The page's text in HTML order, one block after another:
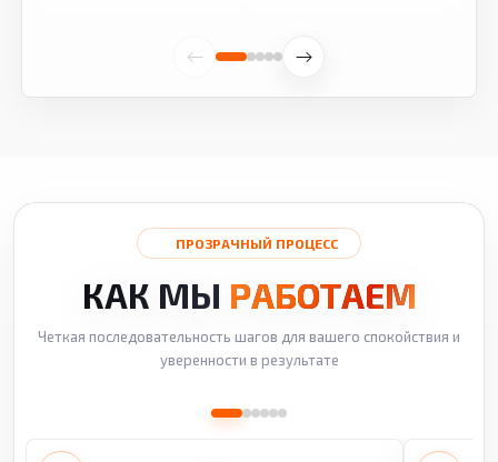
ПРОЗРАЧНЫЙ ПРОЦЕСС
КАК МЫ РАБОТАЕМ
Четкая последовательность шагов для вашего спокойствия и
уверенности в результате